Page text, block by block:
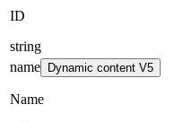
ID
string
name
Dynamic content V5
Name